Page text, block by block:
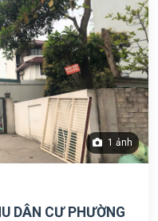
1 ảnh
DÂN CƯ PHƯỜNG